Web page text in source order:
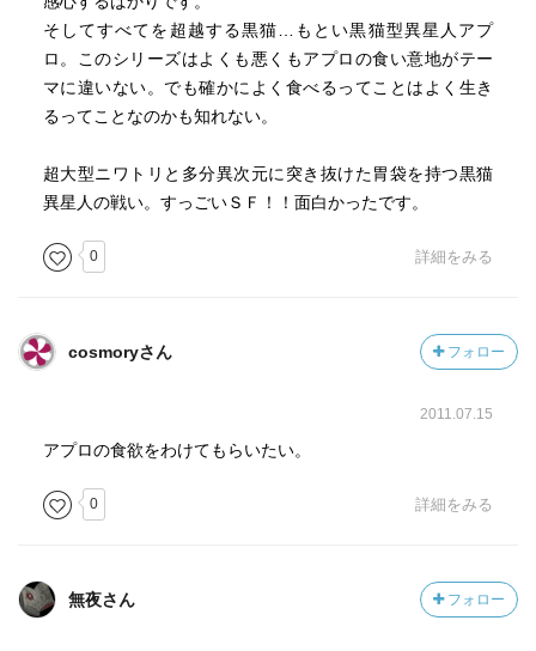
そしてすべてを超越する黒猫…もとい黒猫型異星人アプ
ロ。このシリーズはよくも悪くもアプロの食い意地がテー
マに違いない。でも確かによく食べるってことはよく生き
るってことなのかも知れない。
超大型ニワトリと多分異次元に突き抜けた胃袋を持つ黒猫
異星人の戦い。すっごいＳＦ！！面白かったです。
0 詳細をみる
cosmoryさん フォロー
2011.07.15
アプロの食欲をわけてもらいたい。
0 詳細をみる
無夜さん フォロー